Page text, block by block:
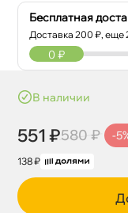
Бесплатная
Доставка200 ₽, еще
0 ₽
наличии
551 ₽580 ₽ -
138 ₽